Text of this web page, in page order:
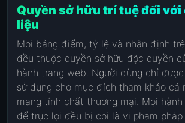
Quyền sở hữu trí tuệ đối
liệu
Mọi bảng điểm, tỷ lệ và nhận định
đều thuộc quyền sở hữu độc quyền
hành trang web. Người dùng chỉ
sử dụng cho mục đích tham khảo cá
mang tính chất thương mại. Mọi
để trục lợi đều bị coi là vi phạm pháp